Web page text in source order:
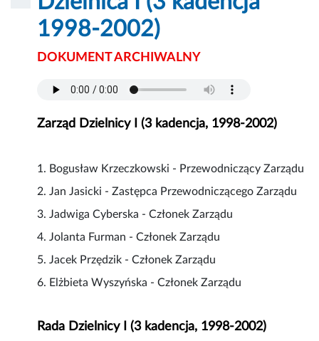
1998-2002)
DOKUMENT ARCHIWALNY
Zarząd Dzielnicy I (3 kadencja, 1998-2002)
1. Bogusław Krzeczkowski - Przewodniczący Zarządu
2. Jan Jasicki - Zastępca Przewodniczącego Zarządu
3. Jadwiga Cyberska - Członek Zarządu
4. Jolanta Furman - Członek Zarządu
5. Jacek Przędzik - Członek Zarządu
6. Elżbieta Wyszyńska - Członek Zarządu
Rada Dzielnicy I (3 kadencja, 1998-2002)